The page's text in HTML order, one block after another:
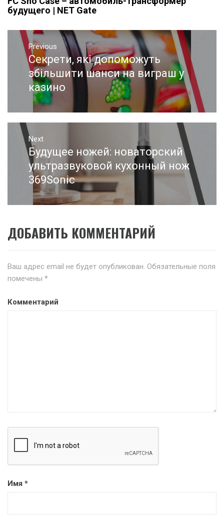
будущего | NET Gate
Навигация
записям
Previous
Previous
post:
Секрети, які допоможуть
збільшити шанси на виграш у
казино
Next
Next
post:
Будущее ножей: новаторский
ультразвуковой кухонный нож
369Sonic
ДОБАВИТЬ КОММЕНТАРИЙ
Ваш адрес email не будет опубликован. Обязательные поля
помечены *
Комментарий
Имя *